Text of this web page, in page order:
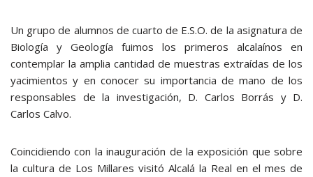
Un grupo de alumnos de cuarto de E.S.O. de la asignatura de
Biología y Geología fuimos los primeros alcalaínos en
contemplar la amplia cantidad de muestras extraídas de los
yacimientos y en conocer su importancia de mano de los
responsables de la investigación, D. Carlos Borrás y D.
Carlos Calvo.
Coincidiendo con la inauguración de la exposición que sobre
la cultura de Los Millares visitó Alcalá la Real en el mes de